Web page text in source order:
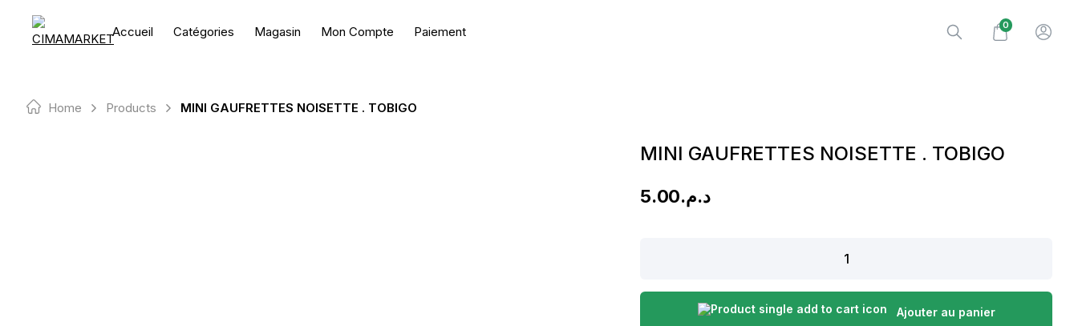
Accueil Catégories Magasin Mon Compte Paiement 0
Home Products MINI GAUFRETTES NOISETTE . TOBIGO
MINI GAUFRETTES NOISETTE . TOBIGO
د.م.5.00
NOISETTE
Ajouter au panier